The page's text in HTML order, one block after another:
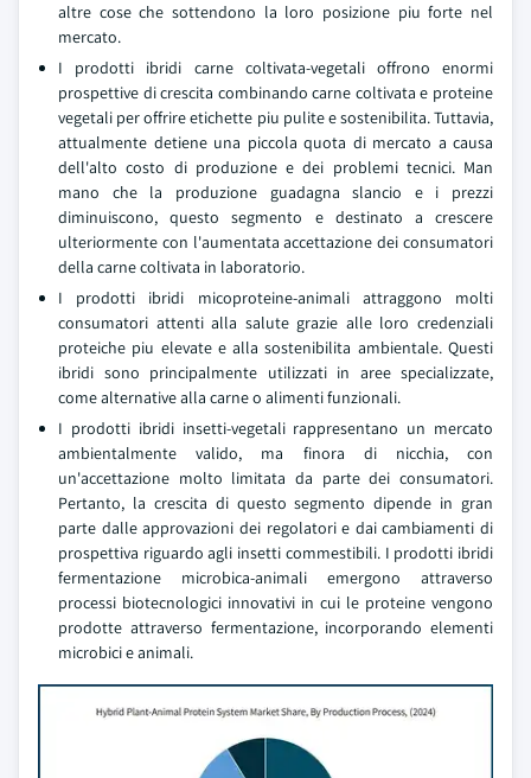
altre cose che sottendono la loro posizione piu forte nel
mercato.
I prodotti ibridi carne coltivata-vegetali offrono enormi
prospettive di crescita combinando carne coltivata e proteine
vegetali per offrire etichette piu pulite e sostenibilita. Tuttavia,
attualmente detiene una piccola quota di mercato a causa
dell'alto costo di produzione e dei problemi tecnici. Man
mano che la produzione guadagna slancio e i prezzi
diminuiscono, questo segmento e destinato a crescere
ulteriormente con l'aumentata accettazione dei consumatori
della carne coltivata in laboratorio.
I prodotti ibridi micoproteine-animali attraggono molti
consumatori attenti alla salute grazie alle loro credenziali
proteiche piu elevate e alla sostenibilita ambientale. Questi
ibridi sono principalmente utilizzati in aree specializzate,
come alternative alla carne o alimenti funzionali.
I prodotti ibridi insetti-vegetali rappresentano un mercato
ambientalmente valido, ma finora di nicchia, con
un'accettazione molto limitata da parte dei consumatori.
Pertanto, la crescita di questo segmento dipende in gran
parte dalle approvazioni dei regolatori e dai cambiamenti di
prospettiva riguardo agli insetti commestibili. I prodotti ibridi
fermentazione microbica-animali emergono attraverso
processi biotecnologici innovativi in cui le proteine vengono
prodotte attraverso fermentazione, incorporando elementi
microbici e animali.